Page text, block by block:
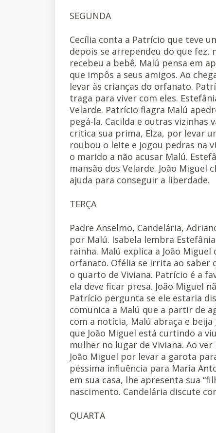
SEGUNDA
Cecília conta a Patrício que teve
depois se arrependeu do que fez,
recebeu a bebê. Malú pensa em
que impôs a seus amigos. Ao
levar às crianças do orfanato.
traga para viver com eles.
Velarde. Patrício flagra Malú
pegá-la. Cacilda e outras vizinhas
critica sua prima, Elza, por levar
roubou o leite e jogou pedras na
o marido a não acusar Malú.
mansão dos Velarde. João Miguel
ajuda para conseguir a liberdade.
TERÇA
Padre Anselmo, Candelária,
por Malú. Isabela lembra
rainha. Malú explica a João
orfanato. Ofélia se irrita ao saber
o quarto de Viviana. Patrício é a
ela deve ficar presa. João Miguel
Patrício pergunta se ele estaria
comunica a Malú que a partir de
com a notícia, Malú abraça e
que João Miguel está curtindo a
mulher no lugar de Viviana. Ao
João Miguel por levar a garota
péssima influência para Maria
em sua casa, lhe apresenta sua
nascimento. Candelária discute
QUARTA